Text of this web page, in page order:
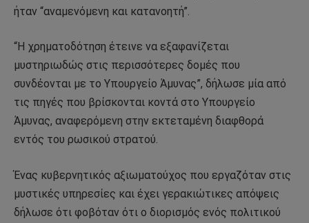
ήταν “αναμενόμενη και κατανοητή”.
“Η χρηματοδότηση έτεινε να εξαφανίζεται
μυστηριωδώς στις περισσότερες δομές που
συνδέονται με το Υπουργείο Άμυνας”, δήλωσε μία από
τις πηγές που βρίσκονται κοντά στο Υπουργείο
Άμυνας, αναφερόμενη στην εκτεταμένη διαφθορά
εντός του ρωσικού στρατού.
Ένας κυβερνητικός αξιωματούχος που εργαζόταν στις
μυστικές υπηρεσίες και έχει γερακιώτικες απόψεις
δήλωσε ότι φοβόταν ότι ο διορισμός ενός πολιτικού